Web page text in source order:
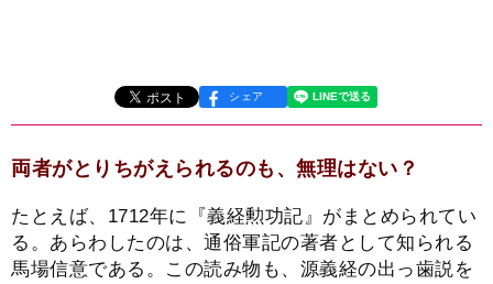
シェア
両者がとりちがえられるのも、無理はない？
たとえば、1712年に『義経勲功記』がまとめられてい
る。あらわしたのは、通俗軍記の著者として知られる
馬場信意である。この読み物も、源義経の出っ歯説を